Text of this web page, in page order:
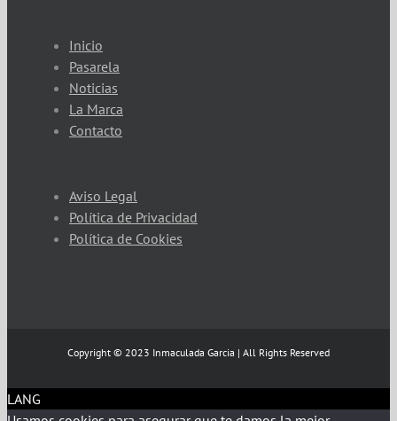
Inicio
Pasarela
Noticias
La Marca
Contacto
Aviso Legal
Política de Privacidad
Política de Cookies
Copyright © 2023 Inmaculada Garcia | All Rights Reserved
LANG